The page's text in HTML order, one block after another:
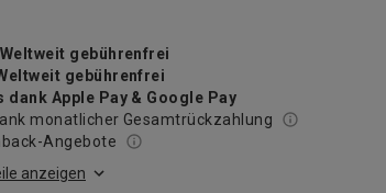
gebührenfrei
gebührenfrei
dank Apple Pay & Google Pay
monatlicher Gesamtrückzahlung
Angebote
anzeigen